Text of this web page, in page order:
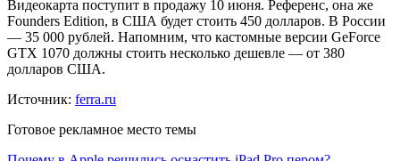
Видеокарта поступит в продажу 10 июня. Референс, она же
Founders Edition, в США будет стоить 450 долларов. В России
— 35 000 рублей. Напомним, что кастомные версии GeForce
GTX 1070 должны стоить несколько дешевле — от 380
долларов США.
Источник: ferra.ru
Готовое рекламное место темы